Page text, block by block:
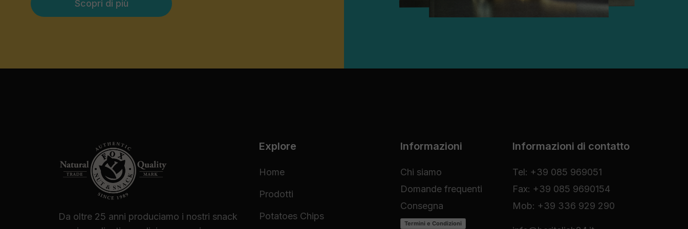
Scopri di più
Da oltre 25 anni produciamo i nostri snack
Explore
Home
Prodotti
Potatoes Chips
Informazioni
Chi siamo
Domande frequenti
Consegna
Termini e Condizioni
Informazioni di contatto
Tel: +39 085 969051
Fax: +39 085 9690154
Mob: +39 336 929 290